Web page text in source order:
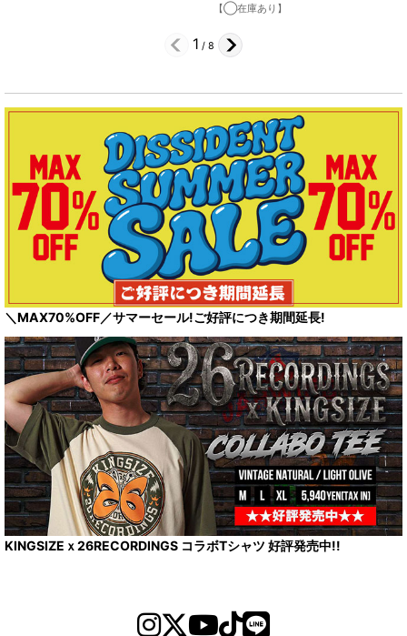
【◯在庫あり】
1 / 8
＼MAX70%OFF／サマーセール!ご好評につき期間延長!
KINGSIZEｘ26RECORDINGS コラボTシャツ 好評発売中!!